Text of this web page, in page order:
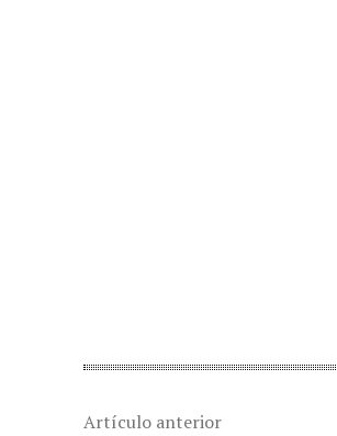
Artículo anterior